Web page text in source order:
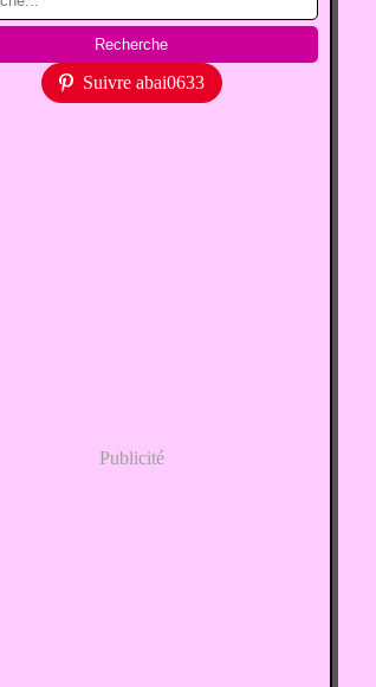
Suivre abai0633
Publicité